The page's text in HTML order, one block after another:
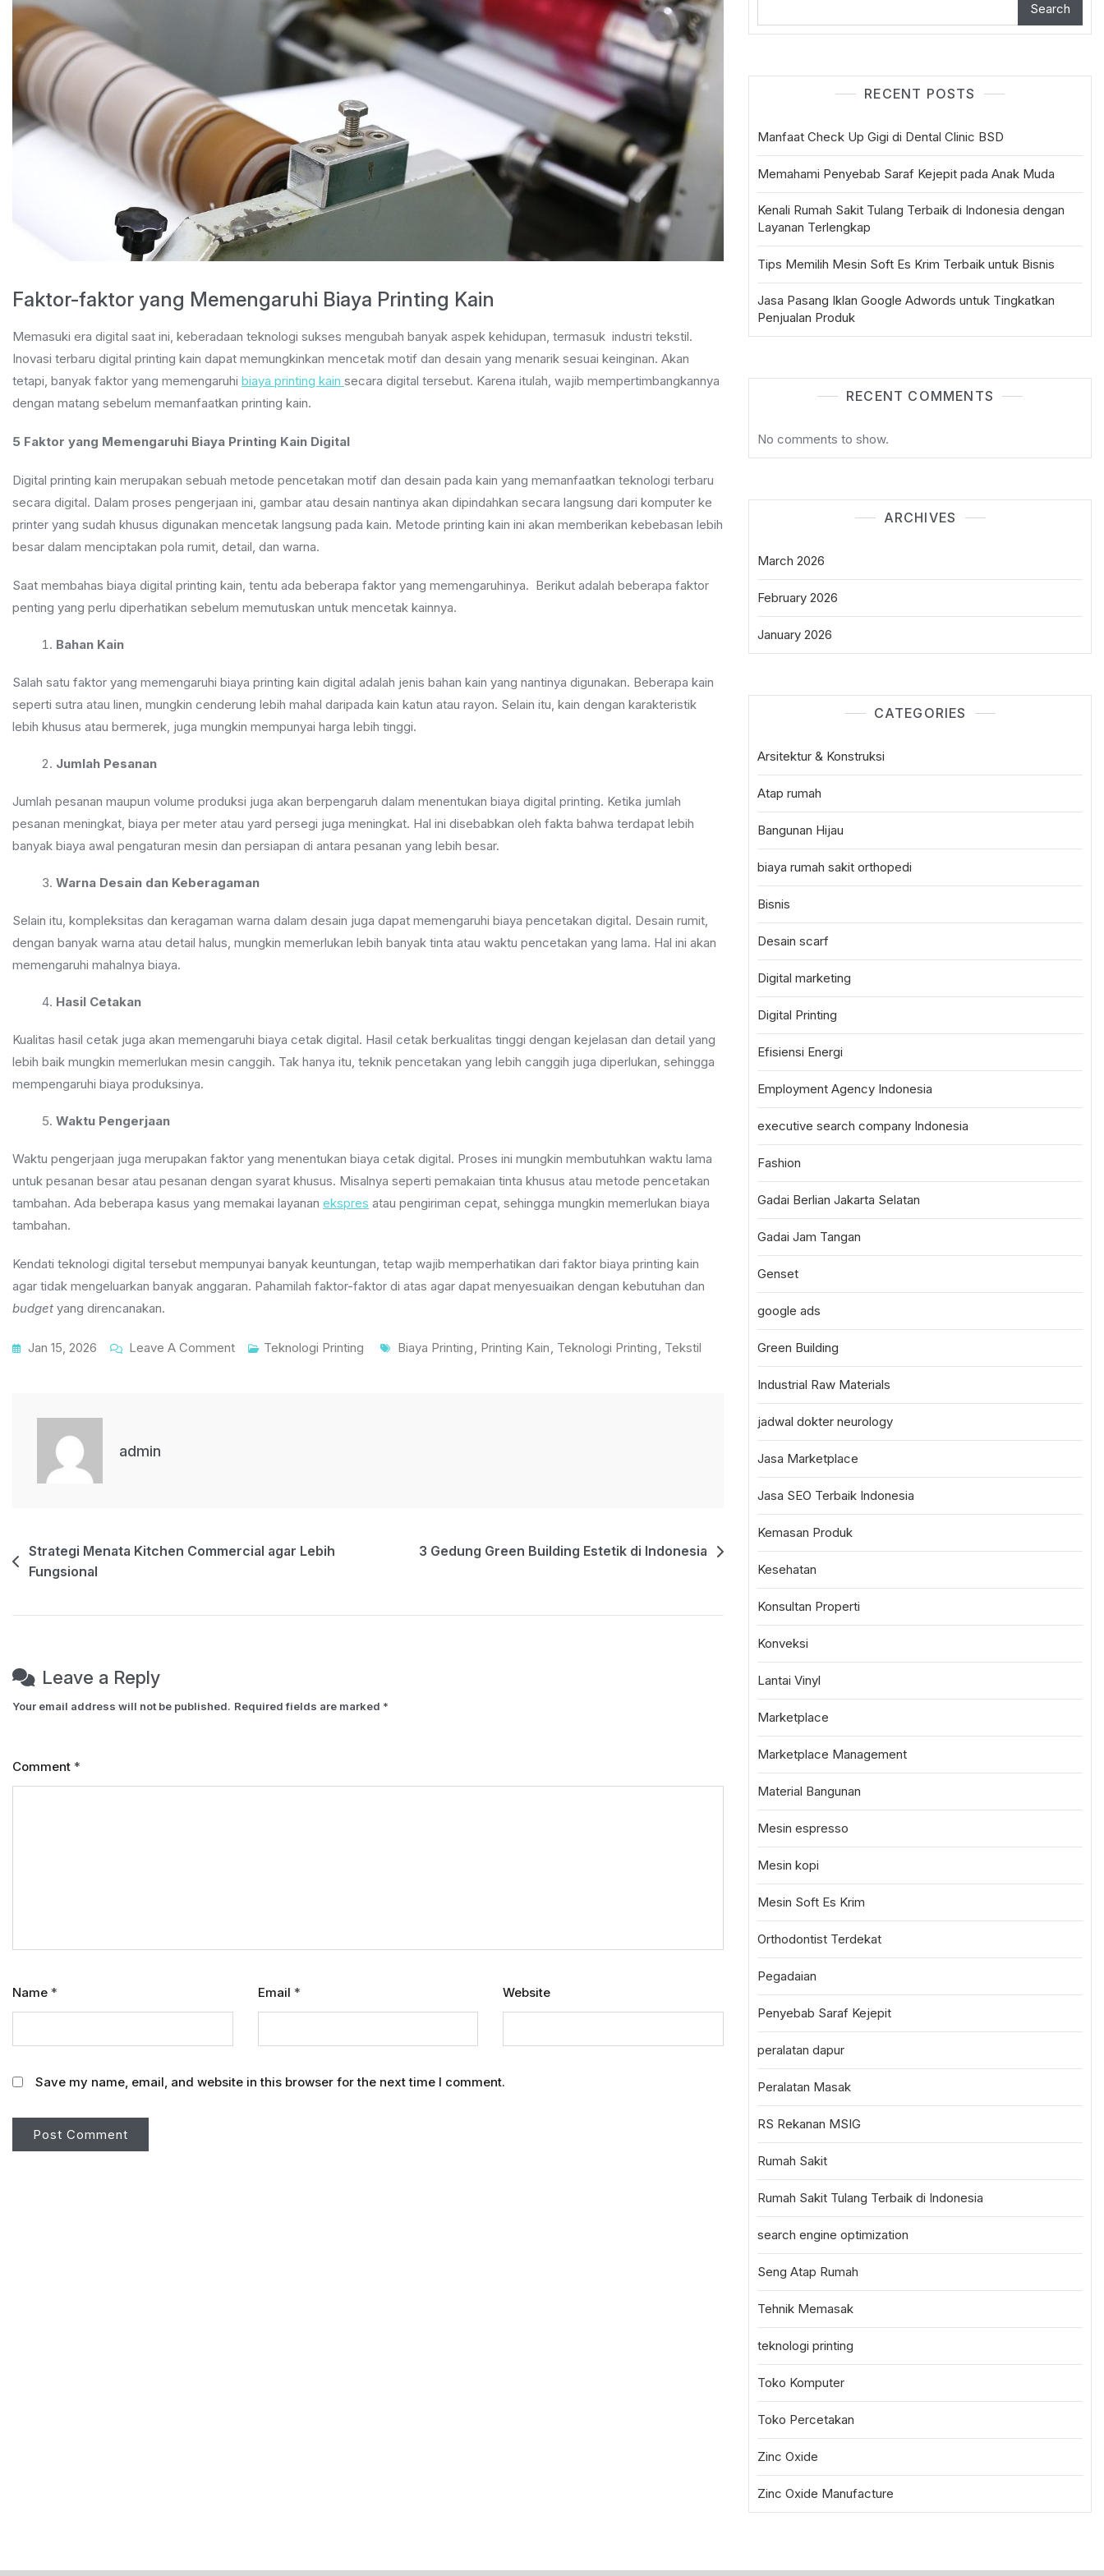
Faktor-faktor yang Memengaruhi Biaya Printing Kain
Memasuki era digital saat ini, keberadaan teknologi sukses mengubah banyak aspek kehidupan, termasuk industri tekstil.
Inovasi terbaru digital printing kain dapat memungkinkan mencetak motif dan desain yang menarik sesuai keinginan. Akan
tetapi, banyak faktor yang memengaruhi biaya printing kain secara digital tersebut. Karena itulah, wajib mempertimbangkannya
dengan matang sebelum memanfaatkan printing kain.
5 Faktor yang Memengaruhi Biaya Printing Kain Digital
Digital printing kain merupakan sebuah metode pencetakan motif dan desain pada kain yang memanfaatkan teknologi terbaru
secara digital. Dalam proses pengerjaan ini, gambar atau desain nantinya akan dipindahkan secara langsung dari komputer ke
printer yang sudah khusus digunakan mencetak langsung pada kain. Metode printing kain ini akan memberikan kebebasan lebih
besar dalam menciptakan pola rumit, detail, dan warna.
Saat membahas biaya digital printing kain, tentu ada beberapa faktor yang memengaruhinya. Berikut adalah beberapa faktor
penting yang perlu diperhatikan sebelum memutuskan untuk mencetak kainnya.
Bahan Kain
Salah satu faktor yang memengaruhi biaya printing kain digital adalah jenis bahan kain yang nantinya digunakan. Beberapa kain
seperti sutra atau linen, mungkin cenderung lebih mahal daripada kain katun atau rayon. Selain itu, kain dengan karakteristik
lebih khusus atau bermerek, juga mungkin mempunyai harga lebih tinggi.
Jumlah Pesanan
Jumlah pesanan maupun volume produksi juga akan berpengaruh dalam menentukan biaya digital printing. Ketika jumlah
pesanan meningkat, biaya per meter atau yard persegi juga meningkat. Hal ini disebabkan oleh fakta bahwa terdapat lebih
banyak biaya awal pengaturan mesin dan persiapan di antara pesanan yang lebih besar.
Warna Desain dan Keberagaman
Selain itu, kompleksitas dan keragaman warna dalam desain juga dapat memengaruhi biaya pencetakan digital. Desain rumit,
dengan banyak warna atau detail halus, mungkin memerlukan lebih banyak tinta atau waktu pencetakan yang lama. Hal ini akan
memengaruhi mahalnya biaya.
Hasil Cetakan
Kualitas hasil cetak juga akan memengaruhi biaya cetak digital. Hasil cetak berkualitas tinggi dengan kejelasan dan detail yang
lebih baik mungkin memerlukan mesin canggih. Tak hanya itu, teknik pencetakan yang lebih canggih juga diperlukan, sehingga
mempengaruhi biaya produksinya.
Waktu Pengerjaan
Waktu pengerjaan juga merupakan faktor yang menentukan biaya cetak digital. Proses ini mungkin membutuhkan waktu lama
untuk pesanan besar atau pesanan dengan syarat khusus. Misalnya seperti pemakaian tinta khusus atau metode pencetakan
tambahan. Ada beberapa kasus yang memakai layanan ekspres atau pengiriman cepat, sehingga mungkin memerlukan biaya
tambahan.
Kendati teknologi digital tersebut mempunyai banyak keuntungan, tetap wajib memperhatikan dari faktor biaya printing kain
agar tidak mengeluarkan banyak anggaran. Pahamilah faktor-faktor di atas agar dapat menyesuaikan dengan kebutuhan dan
budget yang direncanakan.
Jan 15, 2026 Leave A CommentOn
Teknologi Printing Tags
Biaya Printing, Printing Kain, Teknologi Printing, Tekstil
admin
Post
navigation
Strategi Menata Kitchen Commercial agar Lebih
Fungsional
3 Gedung Green Building Estetik di Indonesia
Leave a Reply
Your email address will not be published. Required fields are marked *
Comment *
Name * Email * Website
Save my name, email, and website in this browser for the next time I comment.
Search
RECENT POSTS
Manfaat Check Up Gigi di Dental Clinic BSD
Memahami Penyebab Saraf Kejepit pada Anak Muda
Kenali Rumah Sakit Tulang Terbaik di Indonesia dengan
Layanan Terlengkap
Tips Memilih Mesin Soft Es Krim Terbaik untuk Bisnis
Jasa Pasang Iklan Google Adwords untuk Tingkatkan
Penjualan Produk
RECENT COMMENTS
No comments to show.
ARCHIVES
March 2026
February 2026
January 2026
CATEGORIES
Arsitektur & Konstruksi
Atap rumah
Bangunan Hijau
biaya rumah sakit orthopedi
Bisnis
Desain scarf
Digital marketing
Digital Printing
Efisiensi Energi
Employment Agency Indonesia
executive search company Indonesia
Fashion
Gadai Berlian Jakarta Selatan
Gadai Jam Tangan
Genset
google ads
Green Building
Industrial Raw Materials
jadwal dokter neurology
Jasa Marketplace
Jasa SEO Terbaik Indonesia
Kemasan Produk
Kesehatan
Konsultan Properti
Konveksi
Lantai Vinyl
Marketplace
Marketplace Management
Material Bangunan
Mesin espresso
Mesin kopi
Mesin Soft Es Krim
Orthodontist Terdekat
Pegadaian
Penyebab Saraf Kejepit
peralatan dapur
Peralatan Masak
RS Rekanan MSIG
Rumah Sakit
Rumah Sakit Tulang Terbaik di Indonesia
search engine optimization
Seng Atap Rumah
Tehnik Memasak
teknologi printing
Toko Komputer
Toko Percetakan
Zinc Oxide
Zinc Oxide Manufacture